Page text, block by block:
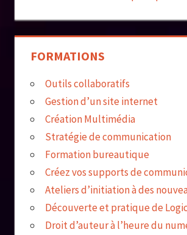
FORMATIONS
Outils collaboratifs
Gestion d’un site internet
Création Multimédia
Stratégie de communication
Formation bureautique
Créez vos supports de
Ateliers d’initiation à des
Découverte et pratique de
Droit d’auteur à l’heure du